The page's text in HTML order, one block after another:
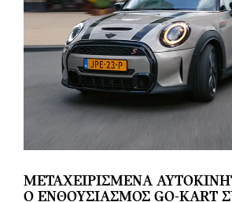
ΜΕΤΑΧΕΙΡΙΣΜΈΝΑ
Ο ΕΝΘΟΥΣΙΑΣΜΌΣ GO-KART